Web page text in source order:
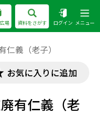
場 資料をさがす ログイン メニュー
仁義（老子）
お気に入りに追加
有仁義（老